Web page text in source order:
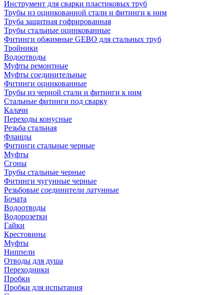
Инструмент для сварки пластиковых труб
Трубы из оцинкованной стали и фитинги к ним
Труба защитная гофрированная
Трубы стальные оцинкованные
Фитинги обжимные GEBO для стальных труб
Тройники
Водоотводы
Муфты ремонтные
Муфты соединительные
Фитинги оцинкованные
Трубы из черной стали и фитинги к ним
Стальные фитинги под сварку
Калачи
Переходы конусные
Резьба стальная
Фланцы
Фитинги стальные черные
Муфты
Сгоны
Трубы стальные черные
Фитинги чугунные черные
Резьбовые соединители латунные
Бочата
Водоотводы
Водорозетки
Гайки
Крестовины
Муфты
Ниппели
Отводы для душа
Переходники
Пробки
Пробки для испытания